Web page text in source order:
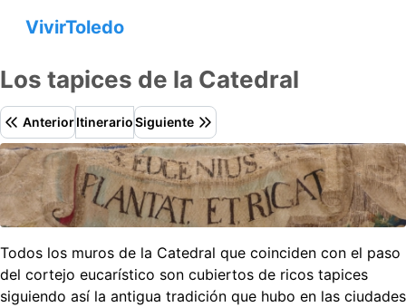
VivirToledo
Los tapices de la Catedral
AnteriorItinerarioSiguiente
Todos los muros de la Catedral que coinciden con el paso
del cortejo eucarístico son cubiertos de ricos tapices
siguiendo así la antigua tradición que hubo en las ciudades